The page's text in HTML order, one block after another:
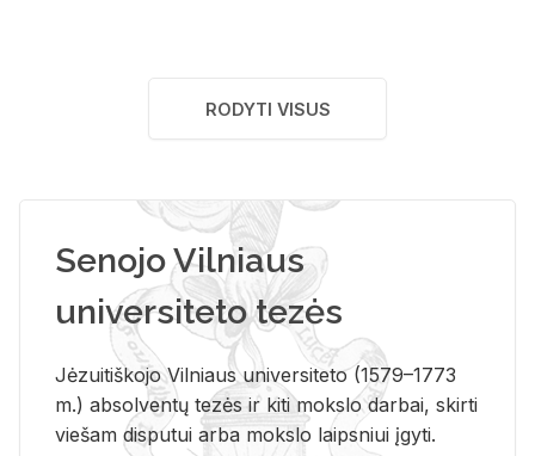
RODYTI VISUS
Senojo Vilniaus
universiteto tezės
Jėzuitiškojo Vilniaus universiteto (1579–1773
m.) absolventų tezės ir kiti mokslo darbai, skirti
viešam disputui arba mokslo laipsniui įgyti.